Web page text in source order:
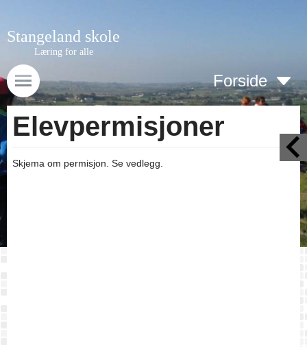
Stangeland skole
Læring for alle
Forside
Elevpermisjoner
Skjema om permisjon. Se vedlegg.